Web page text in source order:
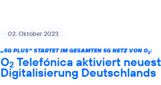
02. Oktober 2023
„5G PLUS“ STARTET IM GESAMTEN 5G NETZ VON O2:
O2 Telefónica aktiviert
Digitalisierung Deutschlands